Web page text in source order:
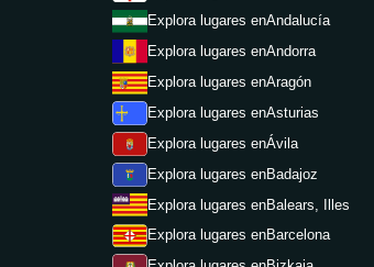
Explora lugares enAndalucía
Explora lugares enAndorra
Explora lugares enAragón
Explora lugares enAsturias
Explora lugares enÁvila
Explora lugares enBadajoz
Explora lugares enBalears, Illes
Explora lugares enBarcelona